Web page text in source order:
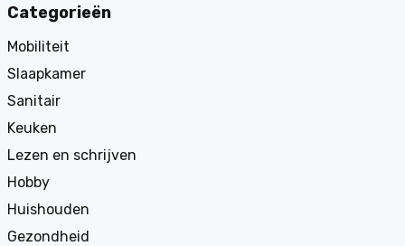
Categorieën
Mobiliteit
Slaapkamer
Sanitair
Keuken
Lezen en schrijven
Hobby
Huishouden
Gezondheid